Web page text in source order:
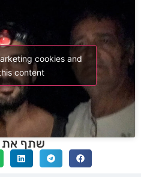
cookies and
content
שתף את